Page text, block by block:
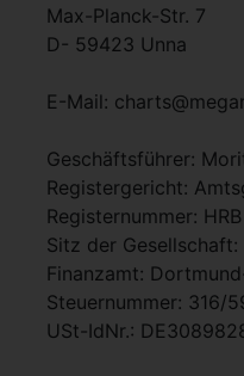
Max-Planck-Str. 7
D- 59423 Unna
E-Mail:
Geschäftsführer:
Registergericht:
Registernummer:
Sitz der Gesellschaft:
Finanzamt:
Steuernummer: 316/
USt-IdNr.: